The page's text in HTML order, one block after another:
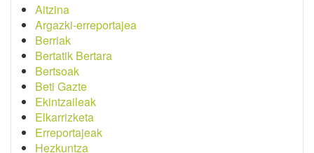
Aitzina
Argazki-erreportajea
Berriak
Bertatik Bertara
Bertsoak
Beti Gazte
Ekintzaileak
Elkarrizketa
Erreportajeak
Hezkuntza